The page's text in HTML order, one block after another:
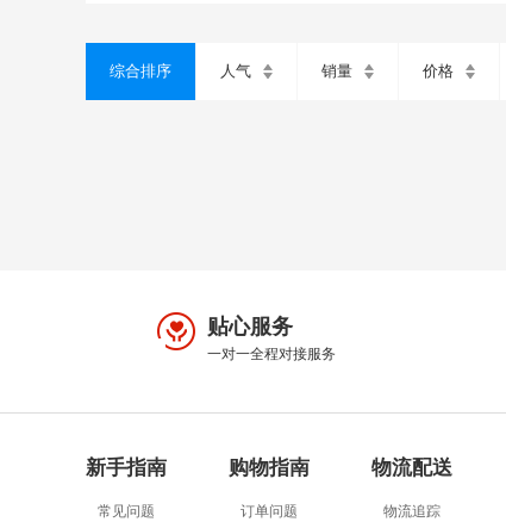
综合排序 人气 销量 价格
贴心服务
一对一全程对接服务
新手指南
常见问题
购物指南
订单问题
物流配送
物流追踪